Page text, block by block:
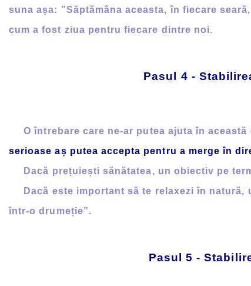
suna așa: ”Săptămâna aceasta, în fiecare
cum a fost ziua pentru fiecare dintre noi.
Pasul 4 -
O întrebare care ne-ar putea ajuta în această
serioase aș putea accepta pentru a merge în
Dacă prețuiești sănătatea, un obiectiv pe
Dacă este important să te relaxezi în natură,
într-o drumeție”.
Pasul 5 -